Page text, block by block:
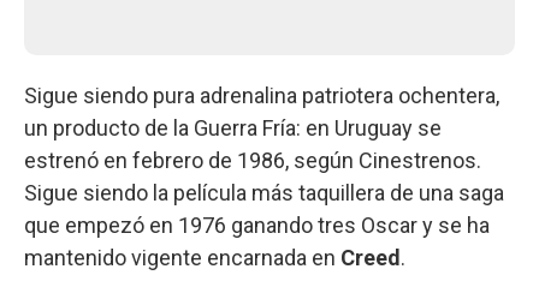
Sigue siendo pura adrenalina patriotera ochentera,
un producto de la Guerra Fría: en Uruguay se
estrenó en febrero de 1986, según Cinestrenos.
Sigue siendo la película más taquillera de una saga
que empezó en 1976 ganando tres Oscar y se ha
mantenido vigente encarnada en Creed .